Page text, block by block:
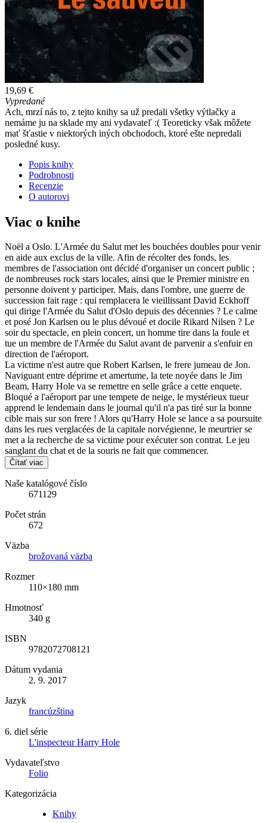
19,69 €
Vypredané
Ach, mrzí nás to, z tejto knihy sa už predali všetky výtlačky a
nemáme ju na sklade my ani vydavateľ :( Teoreticky však môžete
mať šťastie v niektorých iných obchodoch, ktoré ešte nepredali
posledné kusy.
Popis knihy
Podrobnosti
Recenzie
O autorovi
Viac o knihe
Noël a Oslo. L'Armée du Salut met les bouchées doubles pour venir
en aide aux exclus de la ville. Afin de récolter des fonds, les
membres de l'association ont décidé d'organiser un concert public ;
de nombreuses rock stars locales, ainsi que le Premier ministre en
personne doivent y participer. Mais, dans l'ombre, une guerre de
succession fait rage : qui remplacera le vieillissant David Eckhoff
qui dirige l'Armée du Salut d'Oslo depuis des décennies ? Le calme
et posé Jon Karlsen ou le plus dévoué et docile Rikard Nilsen ? Le
soir du spectacle, en plein concert, un homme tire dans la foule et
tue un membre de l'Armée du Salut avant de parvenir a s'enfuir en
direction de l'aéroport.
La victime n'est autre que Robert Karlsen, le frere jumeau de Jon.
Naviguant entre déprime et amertume, la tete noyée dans le Jim
Beam, Harry Hole va se remettre en selle grâce a cette enquete.
Bloqué a l'aéroport par une tempete de neige, le mystérieux tueur
apprend le lendemain dans le journal qu'il n'a pas tiré sur la bonne
cible mais sur son frere ! Alors qu'Harry Hole se lance a sa poursuite
dans les rues verglacées de la capitale norvégienne, le meurtrier se
met a la recherche de sa victime pour exécuter son contrat. Le jeu
sanglant du chat et de la souris ne fait que commencer.
Čítať viac
Naše katalógové číslo
671129
Počet strán
672
Väzba
brožovaná väzba
Rozmer
110×180 mm
Hmotnosť
340 g
ISBN
9782072708121
Dátum vydania
2. 9. 2017
Jazyk
francúzština
6. diel série
L'inspecteur Harry Hole
Vydavateľstvo
Folio
Kategorizácia
Knihy